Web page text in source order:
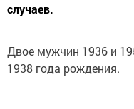
случаев.
Двое мужчин 1936 и
1938 года рождения.